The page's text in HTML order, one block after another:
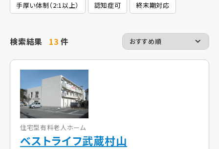
手厚い体制（2:1以上） 認知症可 終末期対応
検索結果 13件
住宅型有料老人ホーム
ベストライフ武蔵村山